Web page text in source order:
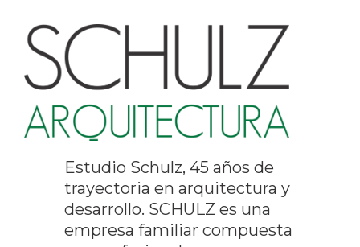
Estudio Schulz, 45 años de
trayectoria en arquitectura y
desarrollo. SCHULZ es una
empresa familiar compuesta